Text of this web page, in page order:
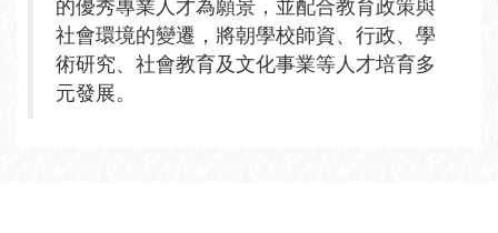
的優秀專業人才為願景，並配合教育政策與
社會環境的變遷，將朝學校師資、行政、學
術研究、社會教育及文化事業等人才培育多
元發展。